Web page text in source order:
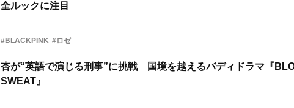
全ルックに注目
#BLACKPINK #ロゼ
杏が“英語で演じる刑事”に挑戦 国境を越えるバディドラマ『
SWEAT』